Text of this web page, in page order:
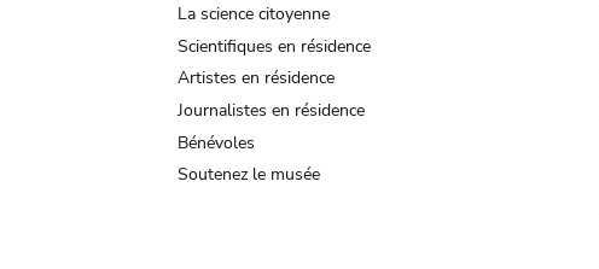
La science citoyenne
Scientifiques en résidence
Artistes en résidence
Journalistes en résidence
Bénévoles
Soutenez le musée